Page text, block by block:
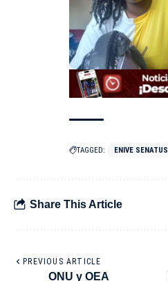
TAGGED: ENIVE SENATUS
Share This Article
PREVIOUS ARTICLE
ONU y OEA